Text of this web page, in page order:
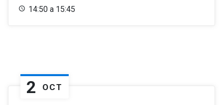
14:50 a 15:45
2 OCT